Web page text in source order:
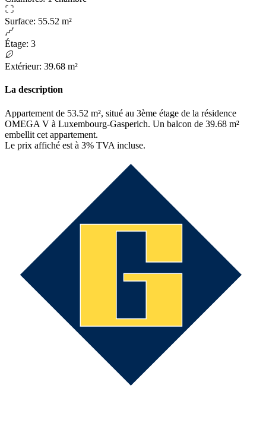
Surface: 55.52 m²
Étage: 3
Extérieur: 39.68 m²
La description
Appartement de 53.52 m², situé au 3ème étage de la résidence
OMEGA V à Luxembourg-Gasperich. Un balcon de 39.68 m²
embellit cet appartement.
Le prix affiché est à 3% TVA incluse.